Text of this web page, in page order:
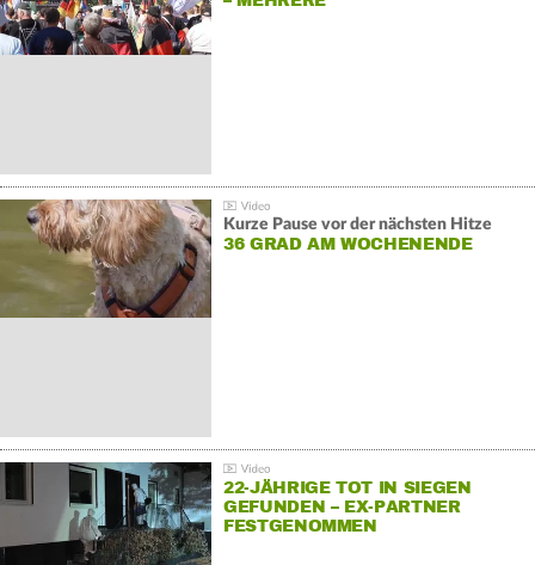
Kurze Pause vor der nächsten Hitze
36 GRAD AM WOCHENENDE
22-JÄHRIGE TOT IN SIEGEN
GEFUNDEN – EX-PARTNER
FESTGENOMMEN